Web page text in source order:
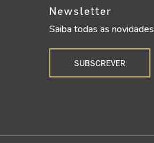
Newsletter
Saiba todas as novidades
SUBSCREVER